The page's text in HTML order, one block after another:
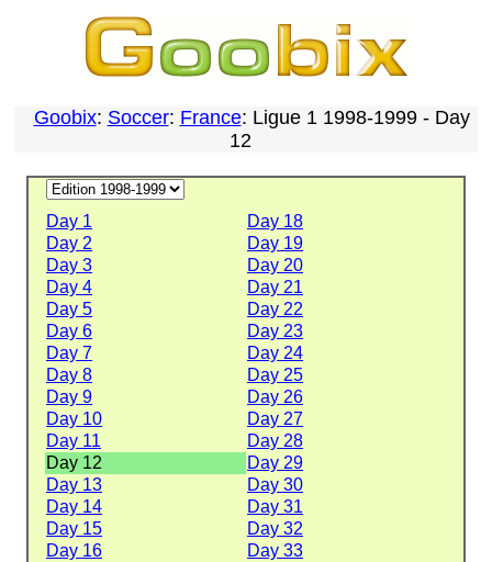
Goobix: Soccer: France: Ligue 1 1998-1999 - Day
12
Day 1
Day 18
Day 2
Day 19
Day 3
Day 20
Day 4
Day 21
Day 5
Day 22
Day 6
Day 23
Day 7
Day 24
Day 8
Day 25
Day 9
Day 26
Day 10
Day 27
Day 11
Day 28
Day 12
Day 29
Day 13
Day 30
Day 14
Day 31
Day 15
Day 32
Day 16
Day 33